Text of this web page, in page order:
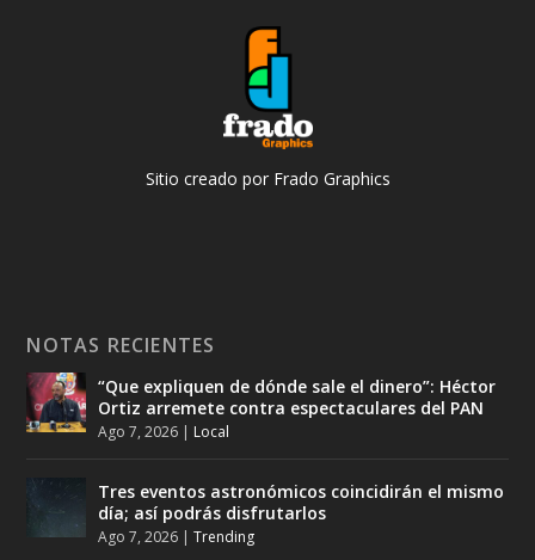
Sitio creado por Frado Graphics
NOTAS RECIENTES
“Que expliquen de dónde sale el dinero”: Héctor
Ortiz arremete contra espectaculares del PAN
Ago 7, 2026 | Local
Tres eventos astronómicos coincidirán el mismo
día; así podrás disfrutarlos
Ago 7, 2026 |Trending